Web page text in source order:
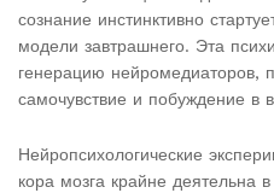
сознание инстинктивно
модели завтрашнего. Эта
генерацию нейромедиаторов,
самочувствие и побуждение в
Нейропсихологические
кора мозга крайне деятельна